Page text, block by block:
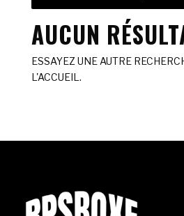
AUCUN
ESSAYEZ UNE AUTRE
L'ACCUEIL.